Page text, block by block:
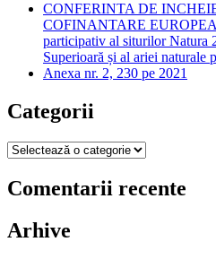
CONFERINTA DE
COFINANTARE
participativ al siturilor Natura
Superioară și al ariei naturale
Anexa nr. 2, 230 pe 2021
Categorii
Categorii
Comentarii recente
Arhive